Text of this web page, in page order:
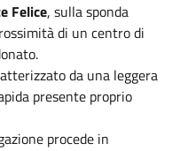
Felice, sulla sponda
di un centro di
da una leggera
presente proprio
procede in